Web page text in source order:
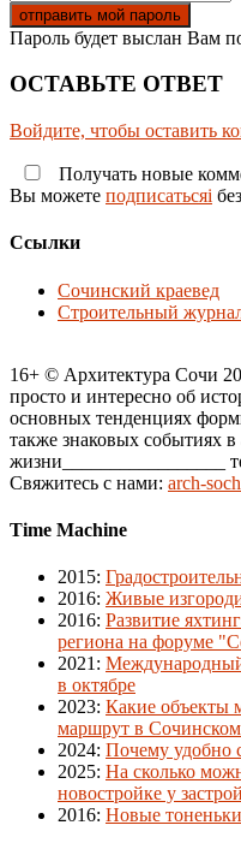
Пароль будет выслан Вам
ОСТАВЬТЕ ОТВЕТ
Войдите, чтобы оставить
Получать новые
Вы можете подписатьсяi
Ссылки
Сочинский краевед
Строительный
16+ © Архитектура Сочи
просто и интересно об
основных тенденциях
также знаковых событиях в
жизни_________________
Свяжитесь с нами: arch-
Time Machine
2015:
2016: Живые
2016: Развитие
региона на форуме
2021 : Международный
в октябре
2023: Какие объекты
маршрут в
2024: Почему удобно
2025: На сколько
новостройке у
2016: Новые